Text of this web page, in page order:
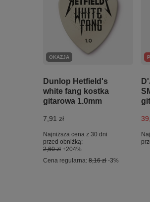
OKAZJA
Dunlop Hetfield's
white fang kostka
gitarowa 1.0mm
7,91 zł
Najniższa cena z 30 dni
przed obniżką:
2,60 zł +204%
Cena regularna: 8,16 zł -3%